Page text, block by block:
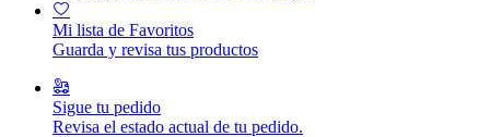
Mi lista de Favoritos
Guarda y revisa tus productos
Sigue tu pedido
Revisa el estado actual de tu pedido.